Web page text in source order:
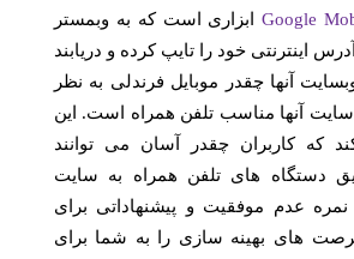
Googleابزاری است که به وبمستر
اینترنتی خود را تایپ کرده و دریابند
آنها چقدر موبایل فرندلی به نظر
آنها مناسب تلفن همراه است. این
که کاربران چقدر آسان می توانند
دستگاه های تلفن همراه به سایت
نمره عدم موفقیت و پیشنهاداتی برای
فرصت های بهینه سازی را به شما برای